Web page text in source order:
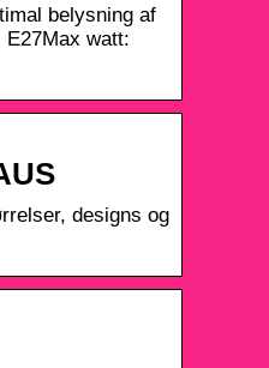
belysning af
watt:
designs og